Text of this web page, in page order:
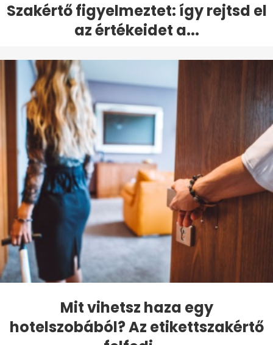
Szakértő figyelmeztet: így rejtsd el
az értékeidet a...
Mit vihetsz haza egy
hotelszobából? Az etikettszakértő